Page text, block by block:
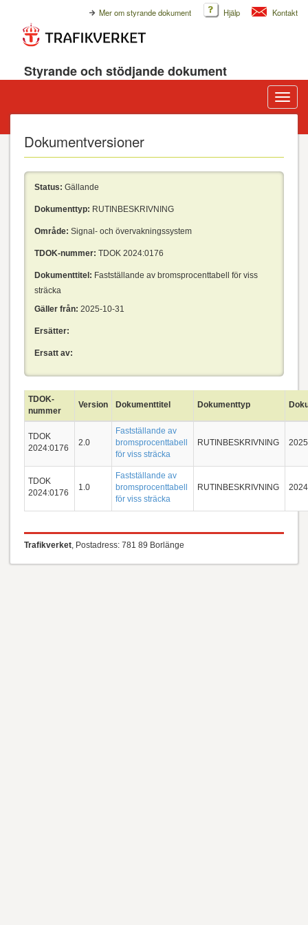
Mer om styrande dokument Hjälp Kontakt
Styrande och stödjande dokument
Visa/
meny
Dokumentversioner
Status: Gällande
Dokumenttyp: RUTINBESKRIVNING
Område: Signal- och övervakningssystem
TDOK-nummer: TDOK 2024:0176
Dokumenttitel: Fastställande av bromsprocenttabell för viss
sträcka
Gäller från: 2025-10-31
Ersätter:
Ersatt av:
TDOK-
nummer
Version Dokumenttitel Dokumenttyp
TDOK
2024:0176
2.0
Fastställande av
bromsprocenttabell
för viss sträcka
RUTINBESKRIVNING
TDOK
2024:0176
1.0
Fastställande av
bromsprocenttabell
för viss sträcka
RUTINBESKRIVNING
Trafikverket, Postadress: 781 89 Borlänge